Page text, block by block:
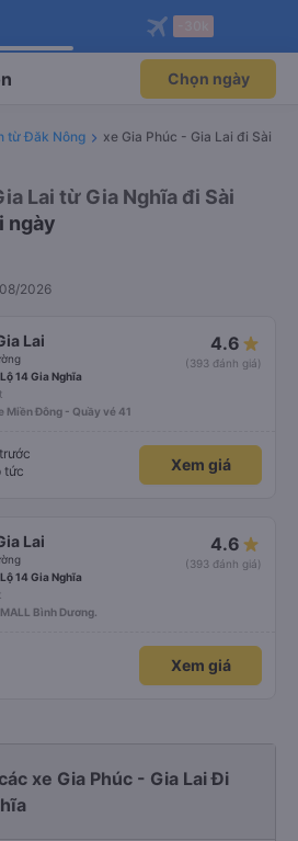
Vexere ngay!
đãi thành viên độc
Mở app
Vexere
khi đặt vé máy bay qua
Mở app
Chọn ngày
từ Đăk Nông
xe Gia Phúc - Gia Lai đi Sài
Lai từ Gia Nghĩa đi Sài
ngày
2026
Lai 4.6
(393 đánh giá)
14 Gia Nghĩa
Miền Đông - Quầy vé 41
tức
Xem giá
Lai 4.6
(393 đánh giá)
14 Gia Nghĩa
Bình Dương.
Xem giá
xe Gia Phúc - Gia Lai Đi